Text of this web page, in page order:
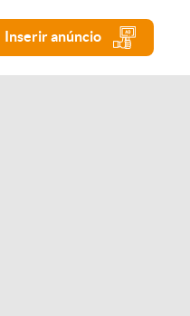
Inserir anúncio